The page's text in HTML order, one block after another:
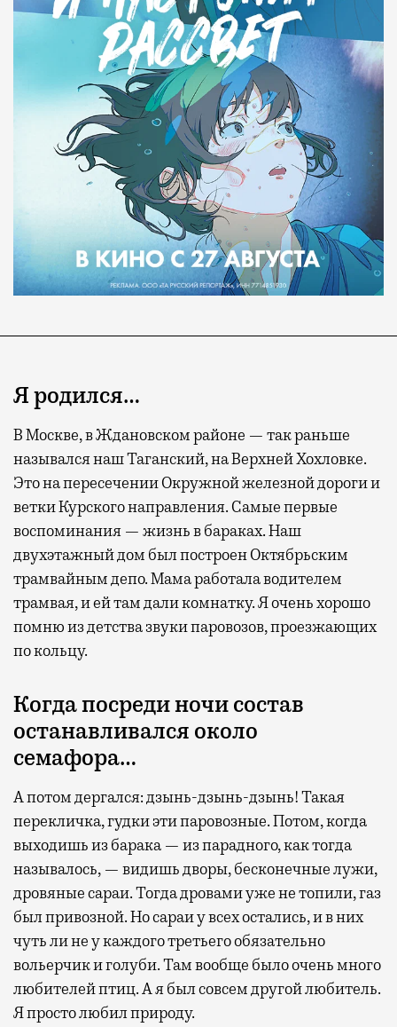
Современный путешественник часто берет
с собой не только чемодан, но и ноутбук.
А ожидание рейса все чаще превращается
не в потерянное время, а в возможность
спокойно закончить дела или спланировать
забронировать нужные билеты и рестораны.
Бизнес-зал становится местом, где можно
провести переговоры, поработать или просто
выпить кофе, наблюдая сквозь панорамные
самолеты. В Москве нет недостатка
в лаунжах. В аэропортах их обычно
несколько — в разных зонах воздушных
гаваней. На некоторых вокзалах — тоже.
Лаунжи доступны на Ленинградском,
Павелецком, Казанском, Ярославском
и Курском вокзалах.Попасть в бизнес-залы
могут держатели карт Mir Supreme. Причем
не только в столице. Всего доступно более
1000 бизнес-залов по всему миру.
Я родился…
В Москве, в Ждановском районе — так раньше
назывался наш Таганский, на Верхней Хохловке.
Это на пересечении Окружной железной дороги и
ветки Курского направления. Самые первые
воспоминания — жизнь в бараках. Наш
двухэтажный дом был построен Октябрьским
трамвайным депо. Мама работала водителем
трамвая, и ей там дали комнатку. Я очень хорошо
помню из детства звуки паровозов, проезжающих
по кольцу.
Когда посреди ночи состав
останавливался около
семафора…
А потом дергался: дзынь-дзынь-дзынь! Такая
перекличка, гудки эти паровозные. Потом, когда
выходишь из барака — из парадного, как тогда
называлось, — видишь дворы, бесконечные лужи,
дровяные сараи. Тогда дровами уже не топили, газ
был привозной. Но сараи у всех остались, и в них
чуть ли не у каждого третьего обязательно
вольерчик и голуби. Там вообще было очень много
любителей птиц. А я был совсем другой любитель.
Я просто любил природу.